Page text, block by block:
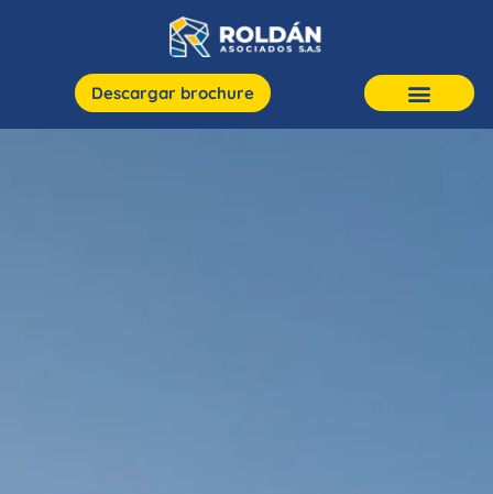
Descargar brochure